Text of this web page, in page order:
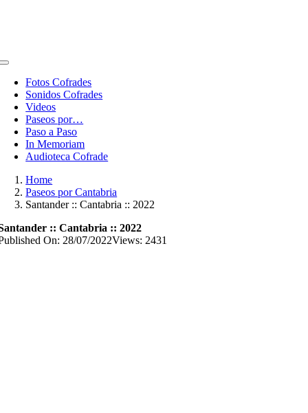
Toggle
NavigationFotos Cofrades
Sonidos Cofrades
Videos
Paseos por…
Paso a Paso
In Memoriam
Audioteca Cofrade
Home
Paseos por Cantabria
Santander :: Cantabria :: 2022
:: Cantabria :: 2022
On: 28/07/2022Views: 2431